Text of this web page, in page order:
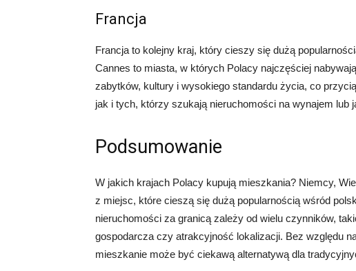
Francja
Francja to kolejny kraj, który cieszy się dużą
Cannes to miasta, w których Polacy najczęściej
zabytków, kultury i wysokiego standardu życia, co
jak i tych, którzy szukają nieruchomości na wynajem lub
Podsumowanie
W jakich krajach Polacy kupują mieszkania? Niemcy,
z miejsc, które cieszą się dużą popularnością wśród
nieruchomości za granicą zależy od wielu czynników,
gospodarcza czy atrakcyjność lokalizacji. Bez względu
mieszkanie może być ciekawą alternatywą dla